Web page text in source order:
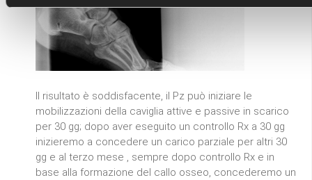
Il risultato è soddisfacente, il Pz può iniziare le
mobilizzazioni della caviglia attive e passive in scarico
per 30 gg; dopo aver eseguito un controllo Rx a 30 gg
inizieremo a concedere un carico parziale per altri 30
gg e al terzo mese , sempre dopo controllo Rx e in
base alla formazione del callo osseo, concederemo un